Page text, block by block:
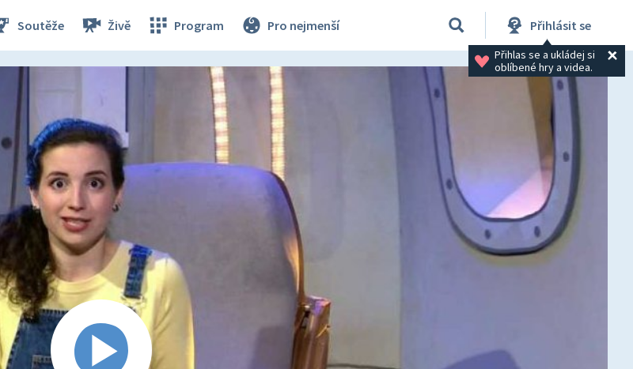
Soutěže Živě Program Pro nejmenší Přihlásit se
Přihlas se a ukládej si
oblíbené hry a videa.